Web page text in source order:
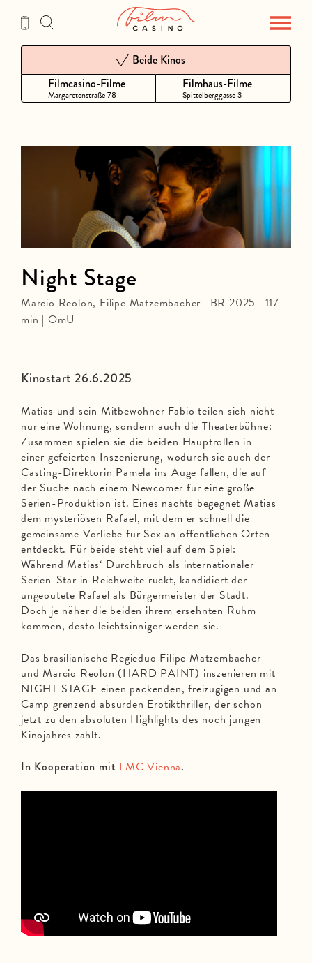
Inhalt
Filmcasino-Filme
Margaretenstraße 78
Beide Kinos
Filmhaus-Filme
Spittelberggasse 3
Kinostart 26.6.2025
Matias und sein Mitbewohner Fabio teilen sich nicht
nur eine Wohnung, sondern auch die Theaterbühne:
Zusammen spielen sie die beiden Hauptrollen in
einer gefeierten Inszenierung, wodurch sie auch der
Casting-Direktorin Pamela ins Auge fallen, die auf
der Suche nach einem Newcomer für eine große
Serien-Produktion ist. Eines nachts begegnet Matias
dem mysteriösen Rafael, mit dem er schnell die
gemeinsame Vorliebe für Sex an öffentlichen Orten
entdeckt. Für beide steht viel auf dem Spiel:
Während Matias‘ Durchbruch als internationaler
Serien-Star in Reichweite rückt, kandidiert der
ungeoutete Rafael als Bürgermeister der Stadt.
Doch je näher die beiden ihrem ersehnten Ruhm
kommen, desto leichtsinniger werden sie.
Das brasilianische Regieduo Filipe Matzembacher
und Marcio Reolon (HARD PAINT) inszenieren mit
NIGHT STAGE einen packenden, freizügigen und an
Camp grenzend absurden Erotikthriller, der schon
jetzt zu den absoluten Highlights des noch jungen
Kinojahres zählt.
In Kooperation mit LMC Vienna.
Night Stage
Marcio Reolon, Filipe Matzembacher | BR 2025 | 117
min | OmU